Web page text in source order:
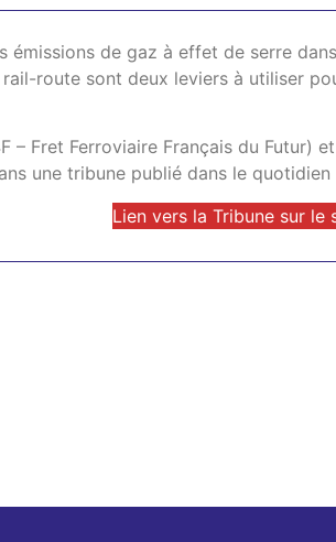
émissions de gaz à effet de serre
route sont deux leviers à utiliser
– Fret Ferroviaire Français du Futur)
une tribune publié dans le quotidien
Lien vers la Tribune sur le